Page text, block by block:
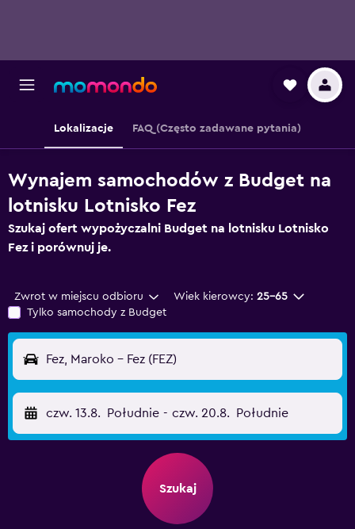
Lokalizacje FAQ (Często zadawane pytania)
Wynajem samochodów z Budget na
lotnisku Lotnisko Fez
Szukaj ofert wypożyczalni Budget na lotnisku Lotnisko
Fez i porównuj je.
Zwrot w miejscu odbioru Wiek kierowcy: 25-65
Tylko samochody z Budget
Fez, Maroko - Fez (FEZ)
czw. 13.8. Południe - czw. 20.8. Południe
Szukaj